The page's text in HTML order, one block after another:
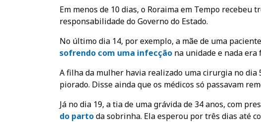
Em menos de 10 dias, o Roraima em Tempo recebeu
responsabilidade do Governo do Estado.
No último dia 14, por exemplo, a mãe de uma
sofrendo com uma infecção na unidade e nada era
A filha da mulher havia realizado uma cirurgia no dia
piorado. Disse ainda que os médicos só passavam
Já no dia 19, a tia de uma grávida de 34 anos, com
do partoda sobrinha. Ela esperou por três dias até